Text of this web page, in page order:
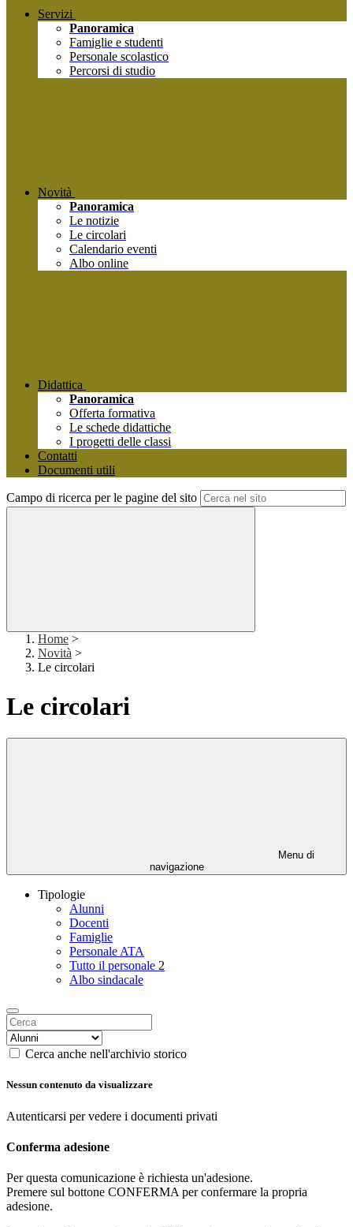
Servizi
Panoramica
Famiglie e studenti
Personale scolastico
Percorsi di studio
Novità
Panoramica
Le notizie
Le circolari
Calendario eventi
Albo online
Didattica
Panoramica
Offerta formativa
Le schede didattiche
I progetti delle classi
Contatti
Documenti utili
Campo di ricerca per le pagine del sito
Home >
Novità >
Le circolari
Le circolari
Menu di
navigazione
Tipologie
Alunni
Docenti
Famiglie
Personale ATA
Tutto il personale 2
Albo sindacale
Cerca anche nell'archivio storico
Nessun contenuto da visualizzare
Autenticarsi per vedere i documenti privati
Conferma adesione
Per questa comunicazione è richiesta un'adesione.
Premere sul bottone CONFERMA per confermare la propria
adesione.